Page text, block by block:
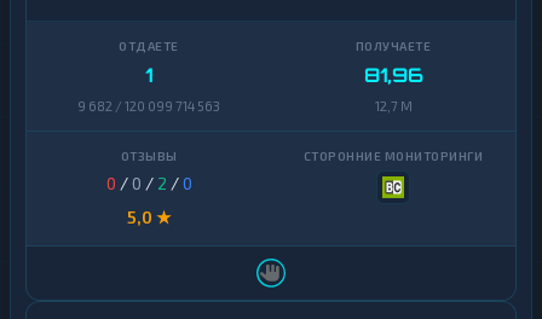
1
9 682 / 120 099 714 563
81,96
12,7 M
0 / 0 / 2 /0
5,0 ★